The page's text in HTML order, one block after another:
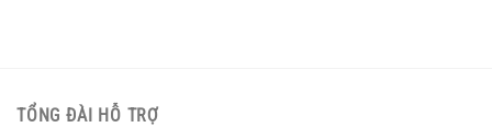
TỔNG ĐÀI HỖ TRỢ